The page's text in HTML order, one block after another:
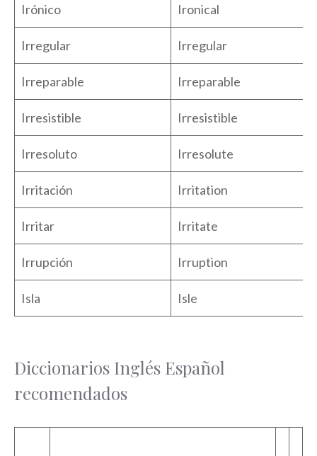
Irónico Ironical
Irregular Irregular
Irreparable Irreparable
Irresistible Irresistible
Irresoluto Irresolute
Irritación Irritation
Irritar Irritate
Irrupción Irruption
Isla Isle
Diccionarios Inglés Español
recomendados